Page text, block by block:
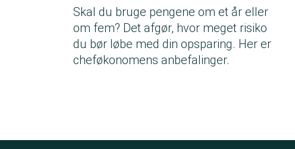
Skal du bruge pengene om et år eller
om fem? Det afgør, hvor meget risiko
du bør løbe med din opsparing. Her er
cheføkonomens anbefalinger.